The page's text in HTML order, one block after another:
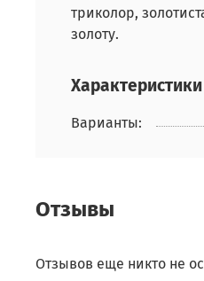
триколор,
золоту.
Характеристики
Варианты:
Отзывы
Отзывов еще никто не